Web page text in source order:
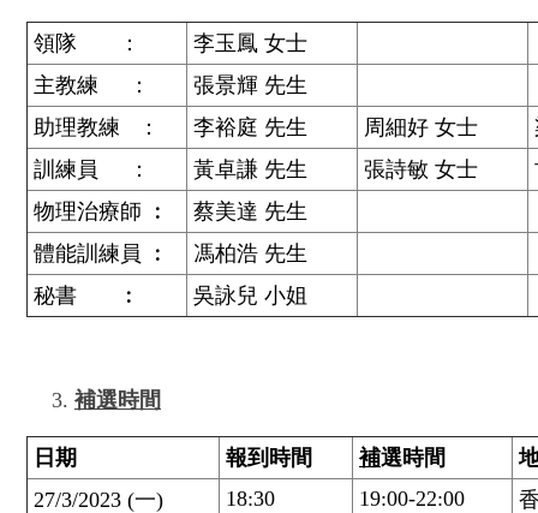
領隊 ：
李玉鳳 女士
主教練 ：
張景輝 先生
助理教練 ：
李裕庭 先生 周細好 女士
訓練員 ：
黃卓謙 先生 張詩敏 女士
物理治療師 ︰
蔡美達 先生
體能訓練員 ︰
馮柏浩 先生
秘書 ︰
吳詠兒 小姐
補選時間
日期 報到時間 補選時間
27/3/2023 (一)
18:30 19:00-22:00